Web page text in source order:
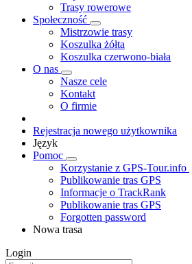
Trasy rowerowe
Społeczność
Mistrzowie trasy
Koszulka żółta
Koszulka czerwono-biała
O nas
Nasze cele
Kontakt
O firmie
Rejestracja nowego użytkownika
Język
Pomoc
Korzystanie z GPS-Tour.info
Publikowanie tras GPS
Informacje o TrackRank
Publikowanie tras GPS
Forgotten password
Nowa trasa
Login